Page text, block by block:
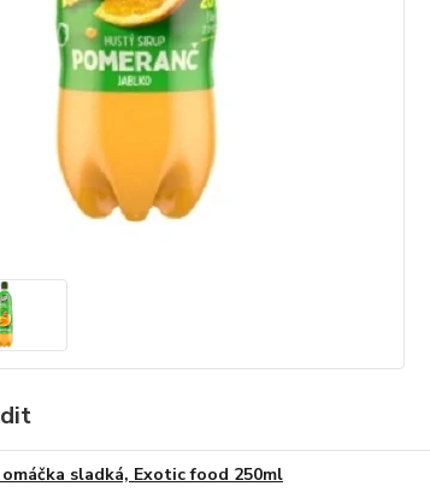
sladká, Exotic food 250ml